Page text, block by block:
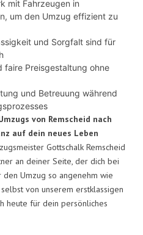
mit Fahrzeugen in
um den Umzug effizient zu
und Sorgfalt sind für
faire Preisgestaltung ohne
und Betreuung während
von Remscheid nach
auf dein neues Leben
Gottschalk Remscheid
an deiner Seite, der dich bei
Umzug so angenehm wie
von unserem erstklassigen
heute für dein persönliches